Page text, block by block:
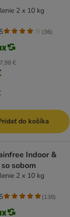
2 x 10 kg
€
(36)
do košíka
Indoor &
sobom
2 x 10 kg
(138)